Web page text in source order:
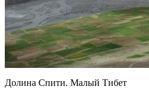
Долина Спити. Малый Тибет